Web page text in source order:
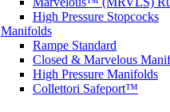
High Pressure Stopcocks
Manifolds
Rampe Standard
Closed & Marvelous
High Pressure Manifolds
Collettori Safeport™